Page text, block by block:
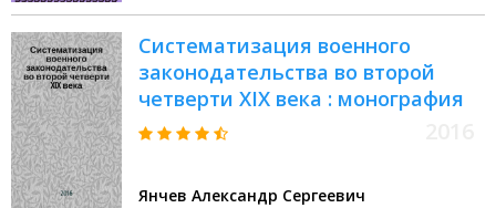
Систематизация военного
законодательства во второй
четверти XIX века : монография
Янчев Александр Сергеевич